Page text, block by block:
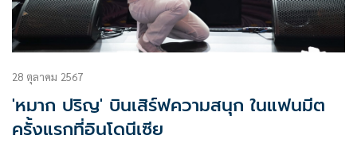
28 ตุลาคม 2567
'หมาก ปริญ' บินเสิร์ฟความสนุก ในแฟนมีต
ครั้งแรกที่อินโดนีเซีย